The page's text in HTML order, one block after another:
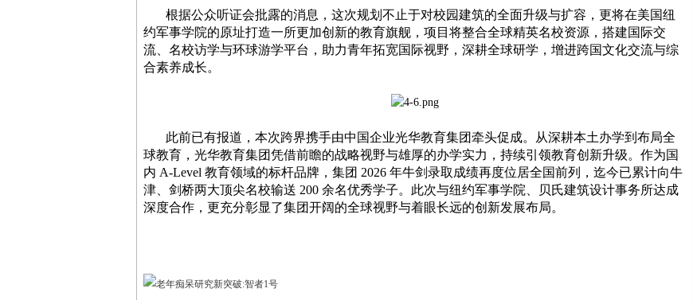
根据公众听证会批露的消息，这次规划不止于对校园建筑的全面升级与扩容，更将在美国纽
约军事学院的原址打造一所更加创新的教育旗舰，项目将整合全球精英名校资源，搭建国际交
流、名校访学与环球游学平台，助力青年拓宽国际视野，深耕全球研学，增进跨国文化交流与综
合素养成长。
此前已有报道，本次跨界携手由中国企业光华教育集团牵头促成。从深耕本土办学到布局全
球教育，光华教育集团凭借前瞻的战略视野与雄厚的办学实力，持续引领教育创新升级。作为国
内 A-Level 教育领域的标杆品牌，集团 2026 年牛剑录取成绩再度位居全国前列，迄今已累计向牛
津、剑桥两大顶尖名校输送 200 余名优秀学子。此次与纽约军事学院、贝氏建筑设计事务所达成
深度合作，更充分彰显了集团开阔的全球视野与着眼长远的创新发展布局。